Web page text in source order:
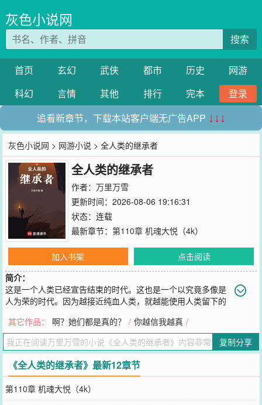
灰色小说网
搜索
首页 玄幻 武侠 都市 历史
网游
科幻
言情 其他 排行 完本
登录
追看新章节，下载本站客户端无广告APP ↓↓↓
灰色小说网 > 网游小说 > 全人类的继承者
全人类的继承者
作者： 万里万雪
更新时间：2026-08-06 19:16:31
状态：连载
最新章节： 第110章 机魂大悦（4k）
加入书架
点击阅读
简介：
这是一个人类已经宣告结束的时代。这也是一个以究竟多像是
人为荣的时代。因为越接近纯血人类，就越能使用人类留下的
越像神的时代！而我，寓乐，一个2k时代的纯血裸猿，稀里糊涂闯进
了这个比谁更像人的时代……
您要是觉得《全人类的继承者》还不错的话请不要忘记向您QQ群和微
博微信里的朋友推荐哦！
其它作品： 啊？她们都是真的？ / 你越信我越真 /
复制分享
《全人类的继承者》最新12章节
第110章 机魂大悦（4k）